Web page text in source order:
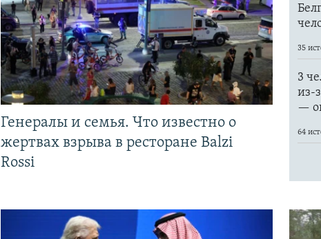
Генералы и семья. Что известно о
жертвах взрыва в ресторане Balzi
Rossi